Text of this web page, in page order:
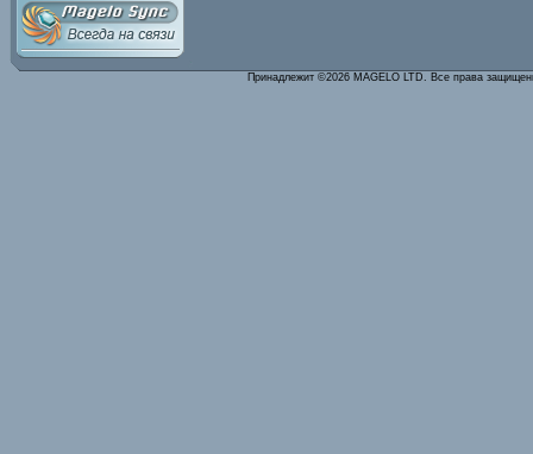
Принадлежит ©2026 MAGELO LTD. Все права